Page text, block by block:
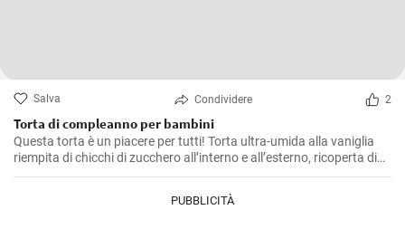
Salva Condividere 2
Torta di compleanno per bambini
Questa torta è un piacere per tutti! Torta ultra-umida alla vaniglia
riempita di chicchi di zucchero all’interno e all’esterno, ricoperta di
crema cremosa al burro di meringa italiana e condita con una
PUBBLICITÀ